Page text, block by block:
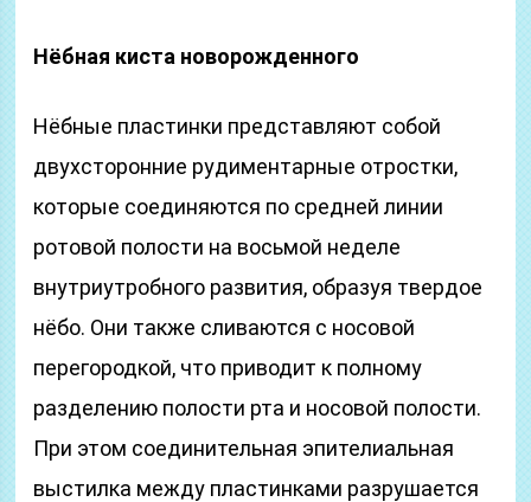
Нёбная киста новорожденного
Нёбные пластинки представляют собой
двухсторонние рудиментарные отростки,
которые соединяются по средней линии
ротовой полости на восьмой неделе
внутриутробного развития, образуя твердое
нёбо. Они также сливаются с носовой
перегородкой, что приводит к полному
разделению полости рта и носовой полости.
При этом соединительная эпителиальная
выстилка между пластинками разрушается